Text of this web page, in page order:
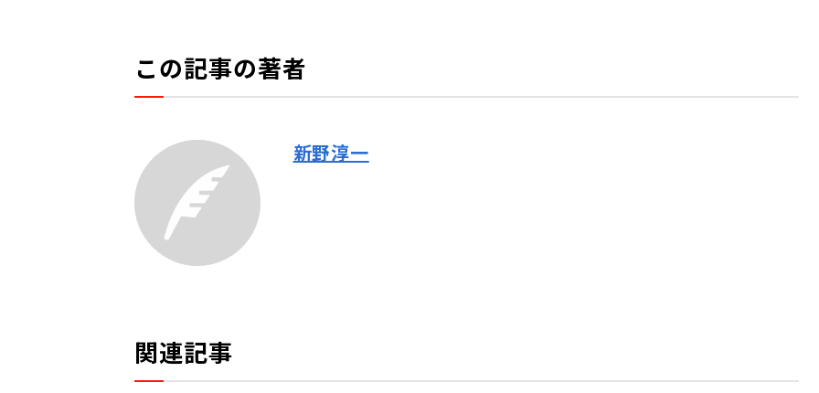
この記事の著者
新野淳一
関連記事